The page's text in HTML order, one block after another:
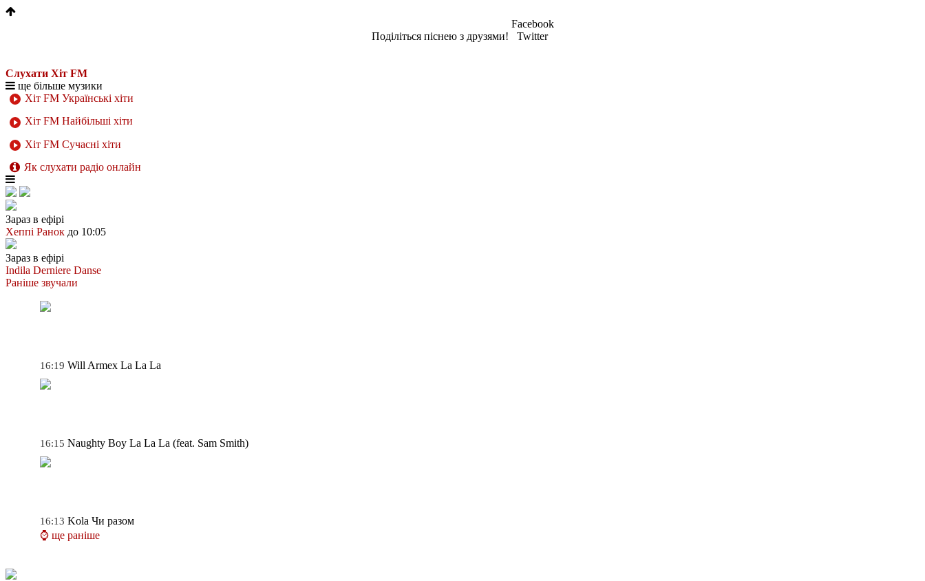
Поділіться піснею з друзями!
Facebook
Twitter
Слухати Хіт FM
ще більше музики
Хіт FM Українські хіти
Хіт FM Найбільші хіти
Хіт FM Сучасні хіти
Як слухати радіо онлайн
Зараз в ефірі
Хеппі Ранок до 10:05
Зараз в ефірі
Indila Derniere Danse
Раніше звучали
16:19 Will Armex La La La
16:15 Naughty Boy La La La (feat. Sam Smith)
16:13 Kola Чи разом
⌚ ще раніше